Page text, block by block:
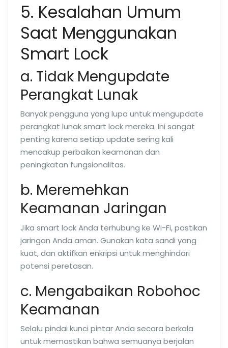
5. Kesalahan Umum
Saat Menggunakan
Smart Lock
a. Tidak Mengupdate
Perangkat Lunak
Banyak pengguna yang lupa untuk mengupdate
perangkat lunak smart lock mereka. Ini sangat
penting karena setiap update sering kali
mencakup perbaikan keamanan dan
peningkatan fungsionalitas.
b. Meremehkan
Keamanan Jaringan
Jika smart lock Anda terhubung ke Wi-Fi, pastikan
jaringan Anda aman. Gunakan kata sandi yang
kuat, dan aktifkan enkripsi untuk menghindari
potensi peretasan.
c. Mengabaikan Robohoc
Keamanan
Selalu pindai kunci pintar Anda secara berkala
untuk memastikan bahwa semuanya berjalan